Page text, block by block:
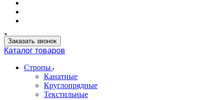
Заказать звонок
Каталог товаров
Стропы
Канатные
Круглопрядные
Текстильные